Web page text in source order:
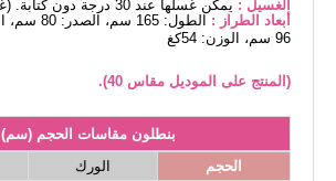
الغسيل : يمكن غسلها عند 30 درجة دون كتابة. (غسيل دقيق)
أبعاد الطراز :
96 سم، الوزن: 54كغ
(المنتج على الموديل مقاس 40).
بنطلون مقاسات الحجم (سم)
الحجم
الورك